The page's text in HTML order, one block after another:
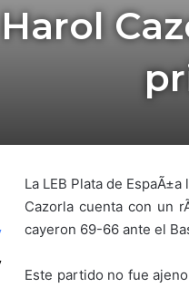
Harol
La LEB Plata de
Cazorla cuenta con un
cayeron 69-66 ante el
Este partido no fue